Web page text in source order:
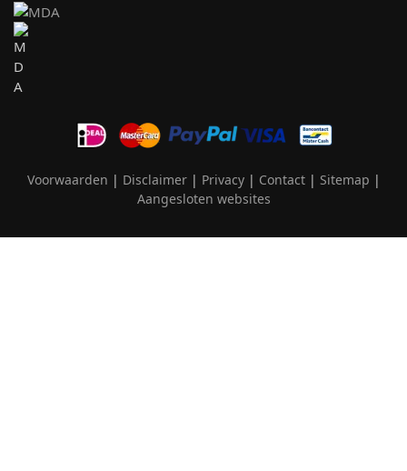
Voorwaarden | Disclaimer| Privacy| Contact| Sitemap |
Aangesloten websites